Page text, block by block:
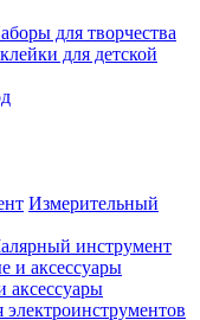
для творчества
для детской
Измерительный
инструмент